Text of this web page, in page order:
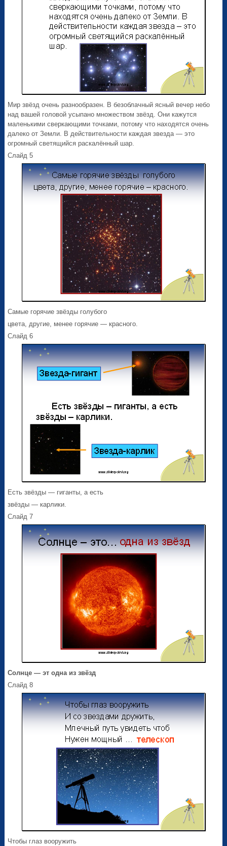
Мир звёзд очень разнообразен. В безоблачный ясный вечер небо
над вашей головой усыпано множеством звёзд. Они кажутся
маленькими сверкающими точками, потому что находятся очень
далеко от Земли. В действительности каждая звезда — это
огромный светящийся раскалённый шар.
Слайд 5
Самые горячие звёзды голубого
цвета, другие, менее горячие — красного.
Слайд 6
Есть звёзды — гиганты, а есть
звёзды — карлики.
Слайд 7
Солнце — эт одна из звёзд
Слайд 8
Чтобы глаз вооружить